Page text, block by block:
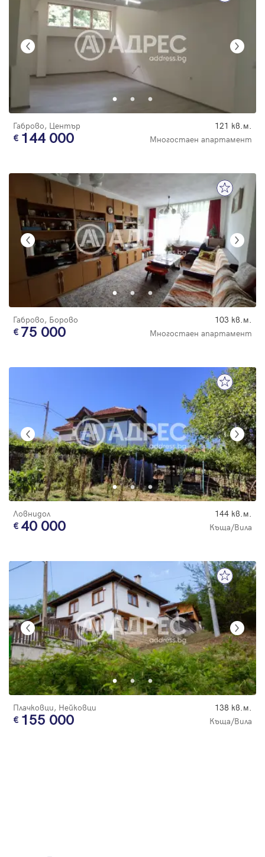
Габрово, Център 121 кв.м.
144 000 Многостаен апартамент
Габрово, Борово 103 кв.м.
75 000 Многостаен апартамент
Ловнидол 144 кв.м.
40 000 Къща/Вила
Плачковци, Нейковци 138 кв.м.
155 000 Къща/Вила